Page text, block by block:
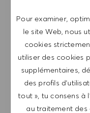
Pour examiner,
le site Web, nous
cookies
utiliser des cookies
supplémentaires,
des profils
tout », tu consens à
au traitement des
traitées
Saisir l'adresse e-